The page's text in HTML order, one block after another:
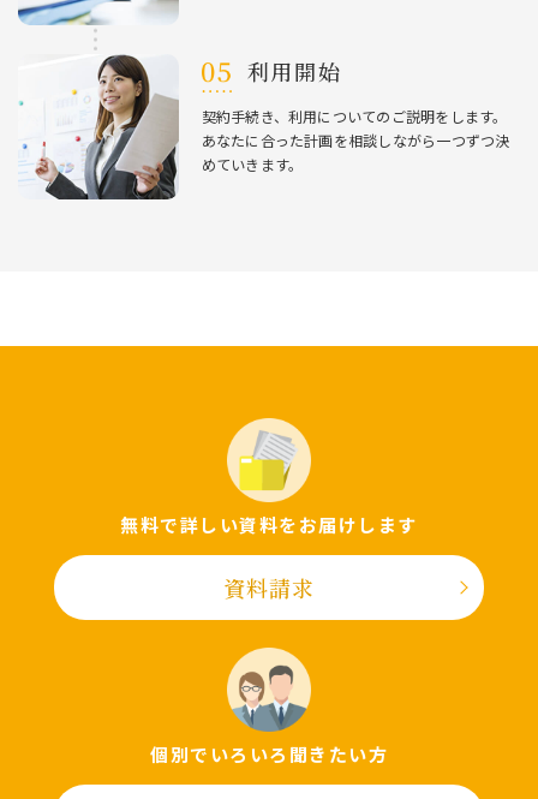
利⽤開始
契約⼿続き、利⽤についてのご説明をします。
あなたに合った計画を相談しながら⼀つずつ決
めていきます。
無料で詳しい資料をお届けします
資料請求
個別でいろいろ聞きたい⽅